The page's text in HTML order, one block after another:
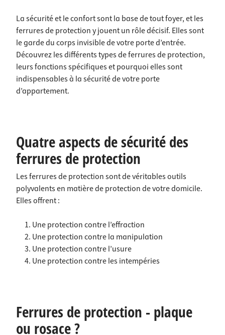
La sécurité et le confort sont la base de tout foyer, et les
ferrures de protection y jouent un rôle décisif. Elles sont
le garde du corps invisible de votre porte d’entrée.
Découvrez les différents types de ferrures de protection,
leurs fonctions spécifiques et pourquoi elles sont
indispensables à la sécurité de votre porte
d’appartement.
Quatre aspects de sécurité des
ferrures de protection
Les ferrures de protection sont de véritables outils
polyvalents en matière de protection de votre domicile.
Elles offrent :
Une protection contre l’effraction
Une protection contre la manipulation
Une protection contre l’usure
Une protection contre les intempéries
Ferrures de protection - plaque
ou rosace ?